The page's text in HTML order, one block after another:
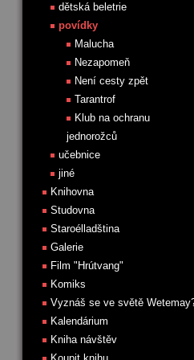
dětská beletrie
povídky
Malucha
Nezapomeň
Není cesty zpět
Tarantrof
Klub na ochranu
jednorožců
učebnice
jiné
Knihovna
Studovna
Staroélladština
Galerie
Film "Hrútvang"
Komiks
Vyznáš se ve světě
Kalendárium
Kniha návštěv